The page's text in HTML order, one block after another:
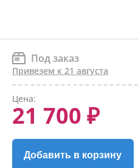
Под заказ
Привезем к 21 августа
Цена:
21 700 ₽
Добавить в корзину